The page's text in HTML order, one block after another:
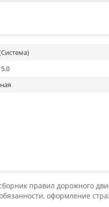
правил дорожного
оформление